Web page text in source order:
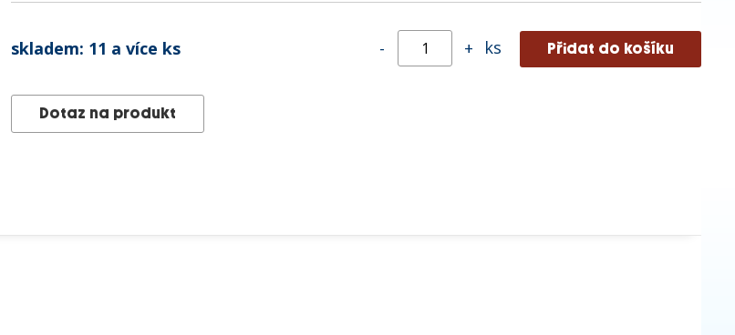
skladem: 11 a více ks - + ks
Dotaz na produkt